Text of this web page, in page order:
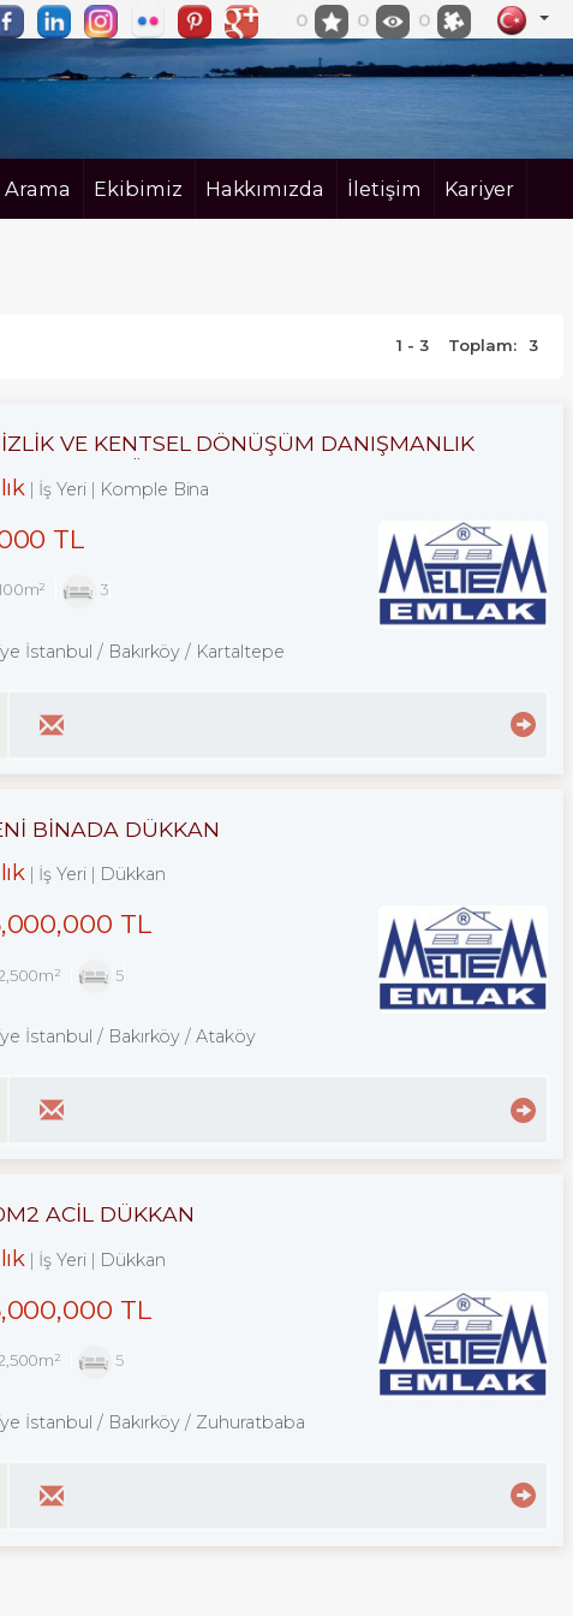
0 0 0
Arama Ekibimiz Hakkımızda İletişim Kariyer
1 - 3 Toplam: 3
VE KENTSEL DÖNÜŞÜM DANIŞMANLIK
TECRÜBE.
İş Yeri Komple Bina
TL
3
İstanbul / Bakırköy / Kartaltepe
BİNADA DÜKKAN
İş Yeri Dükkan
TL
5
İstanbul / Bakırköy / Ataköy
ACİL DÜKKAN
İş Yeri Dükkan
TL
5
İstanbul / Bakırköy / Zuhuratbaba